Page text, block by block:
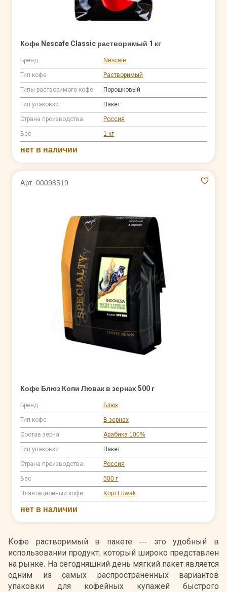
Кофе растворимый в пакете — это удобный в
использовании продукт, который широко представлен
на рынке. На сегодняшний день мягкий пакет является
одним из самых распространенных вариантов
упаковки для кофейных купажей быстрого
Кофе Nescafe Classic растворимый 1 кг
Бренд Nescafe
Тип кофе Растворимый
Типы растворимого кофе Порошковый
Тип упаковки Пакет
Страна производства Россия
Вес 1 кг
нет в наличии
Арт. 00098519
Кофе Блюз Копи Лювак в зернах 500 г
Бренд Блюз
Тип кофе В зернах
Состав зерна Арабика 100%
Тип упаковки Пакет
Страна производства Россия
Вес 500 г
Плантационный кофе Kopi Luwak
нет в наличии